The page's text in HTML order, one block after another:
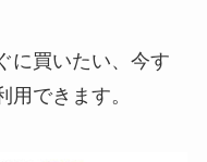
に買いたい、今す
用できます。